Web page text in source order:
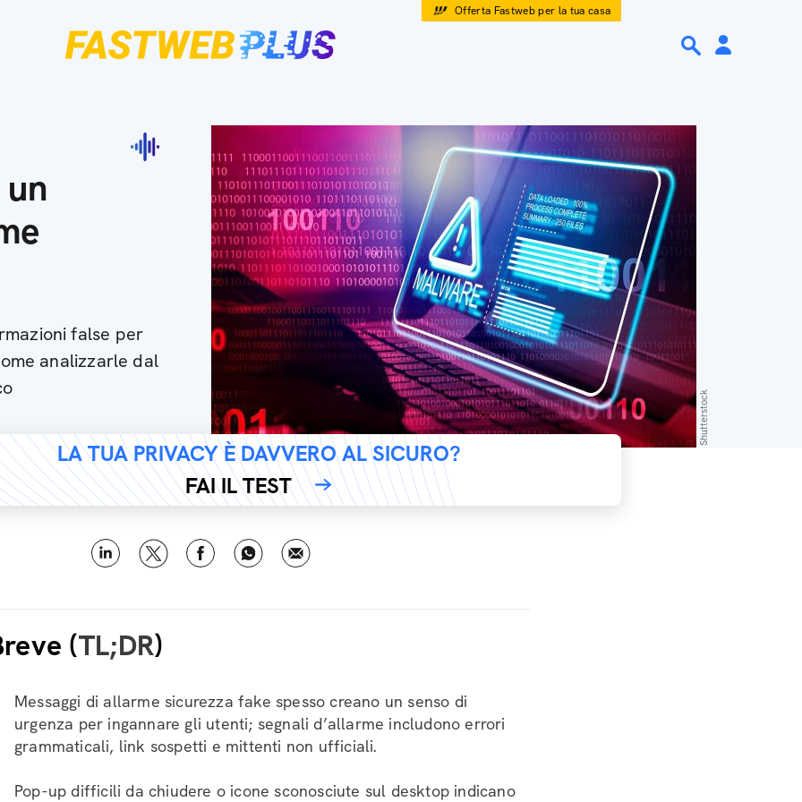
Offerta Fastweb per la tua casa
false per
analizzarle dal
Shutterstock
LA TUA PRIVACY È DAVVERO AL SICURO?
FAI IL TEST
(TL;DR)
Messaggi di allarme sicurezza fake spesso creano un senso di
urgenza per ingannare gli utenti; segnali d’allarme includono errori
grammaticali, link sospetti e mittenti non ufficiali.
Pop-up difficili da chiudere o icone sconosciute sul desktop indicano